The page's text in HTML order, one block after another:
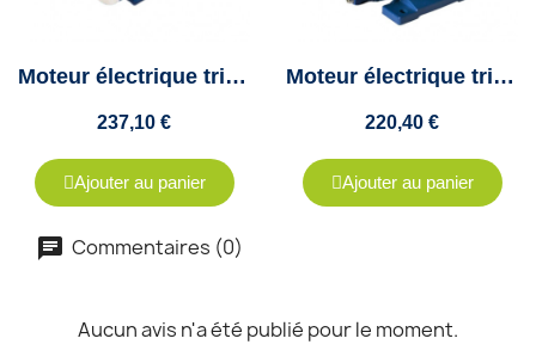
Moteur électrique triphasé 2.2kw - 1500Tr/min - 90 B35 - 230/400V - Cemer
237,10 €
Ajouter au panier
Moteur électrique triphasé 2.2Kw - 1500Tr/min - 90 B34 - 230/400V - Cemer
220,40 €
Ajouter au panier
Commentaires (0)
Aucun avis n'a été publié pour le moment.